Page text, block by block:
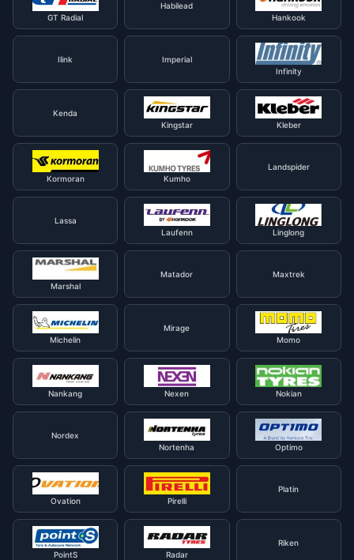
GT Radial
Habilead
Hankook
Ilink
Imperial
Infinity
Kenda
Kingstar
Kleber
Kormoran Kumho
Landspider
Lassa
Laufenn
Linglong
Marshal
Matador Maxtrek
Michelin
Mirage
Momo
Nankang Nexen Nokian
Nordex
Nortenha
Optimo
Ovation Pirelli
Platin
PointS Radar
Riken